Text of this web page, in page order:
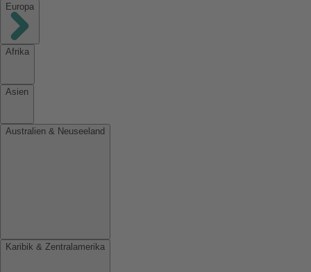
Europa
Afrika
Asien
Australien & Neuseeland
Karibik & Zentralamerika